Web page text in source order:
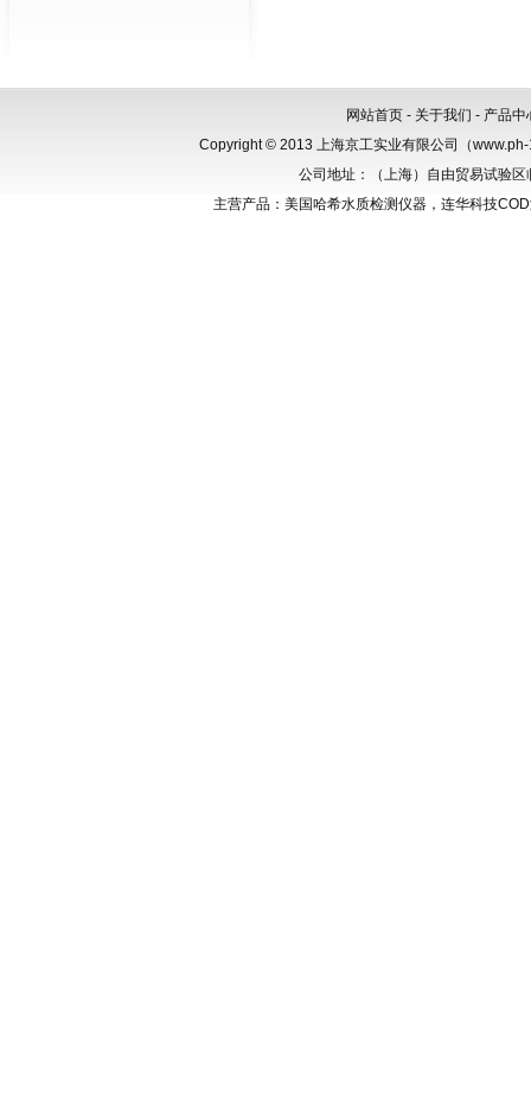
网站首页 - 关于我们 - 产品中
Copyright © 2013 上海京工实业有限公司（
公司地址：（上海）自由贸易试验
主营产品：美国哈希水质检测仪器，连华科技